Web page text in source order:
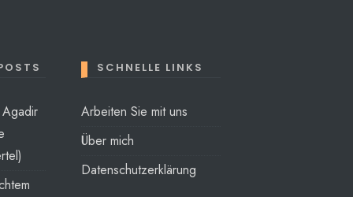
SCHNELLE LINKS
Arbeiten Sie mit uns
Über mich
Datenschutzerklärung